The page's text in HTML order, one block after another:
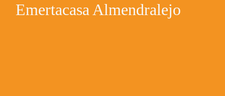
Emertacasa Almendralejo